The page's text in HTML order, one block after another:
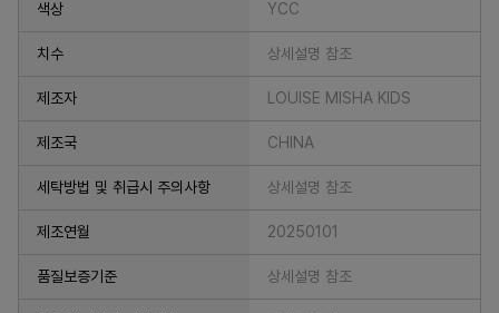
색상 YCC
치수 상세설명 참조
제조자 LOUISE MISHA KIDS
제조국 CHINA
세탁방법 및 취급시 주의사항 상세설명 참조
제조연월 20250101
품질보증기준 상세설명 참조